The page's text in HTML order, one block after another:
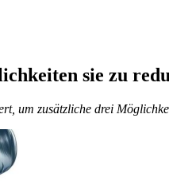
sie zu
um zusätzliche drei